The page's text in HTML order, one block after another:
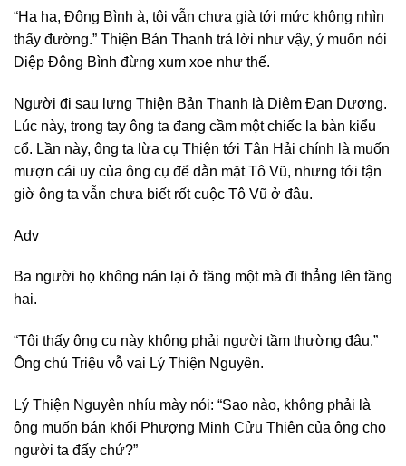
“Ha ha, Đông Bình à, tôi vẫn chưa già tới mức không nhìn
thấy đường.” Thiện Bản Thanh trả lời như vậy, ý muốn nói
Diệp Đông Bình đừng xum xoe như thế.
Người đi sau lưng Thiện Bản Thanh là Diêm Đan Dương.
Lúc này, trong tay ông ta đang cầm một chiếc la bàn kiểu
cổ. Lần này, ông ta lừa cụ Thiện tới Tân Hải chính là muốn
mượn cái uy của ông cụ để dằn mặt Tô Vũ, nhưng tới tận
giờ ông ta vẫn chưa biết rốt cuộc Tô Vũ ở đâu.
Adv
Ba người họ không nán lại ở tầng một mà đi thẳng lên tầng
hai.
“Tôi thấy ông cụ này không phải người tầm thường đâu.”
Ông chủ Triệu vỗ vai Lý Thiện Nguyên.
Lý Thiện Nguyên nhíu mày nói: “Sao nào, không phải là
ông muốn bán khối Phượng Minh Cửu Thiên của ông cho
người ta đấy chứ?”